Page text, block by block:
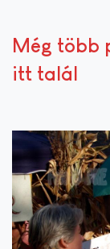
Még több
itt talál